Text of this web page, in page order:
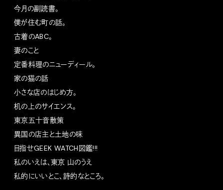
今月の副読書。
僕が住む町の話。
古着のABC。
妻のこと
定番料理のニューディール。
家の猫の話
小さな店のはじめ方。
机の上のサイエンス。
東京五十音散策
異国の店主と土地の味
目指せGEEK WATCH図鑑!!!
私のいえは、東京 山のうえ
私的にいいとこ、詩的なところ。